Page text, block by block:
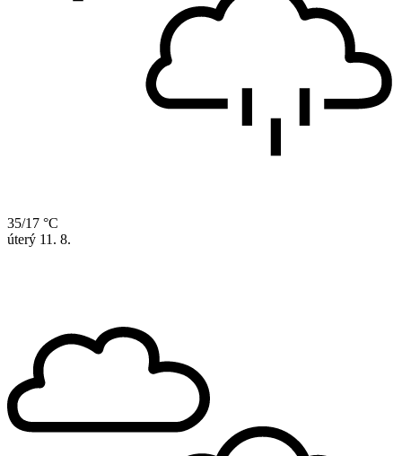
35/17 °C
úterý 11. 8.